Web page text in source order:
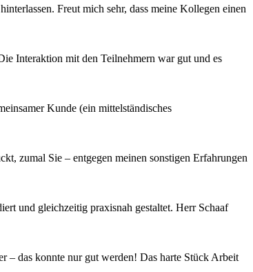
Freut mich sehr, dass meine Kollegen einen
Interaktion mit den Teilnehmern war gut und es
Kunde (ein mittelständisches
zumal Sie – entgegen meinen sonstigen Erfahrungen
und gleichzeitig praxisnah gestaltet. Herr Schaaf
– das konnte nur gut werden! Das harte Stück Arbeit